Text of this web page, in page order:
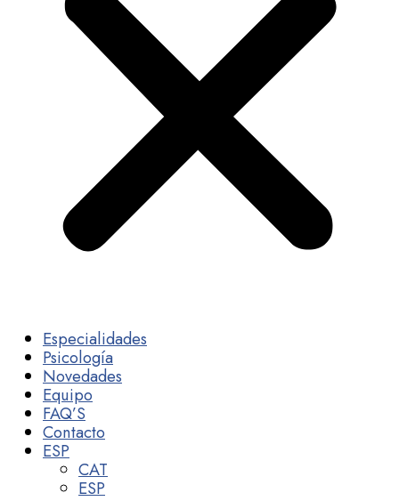
Especialidades
Psicología
Novedades
Equipo
FAQ’S
Contacto
ESP
CAT
ESP